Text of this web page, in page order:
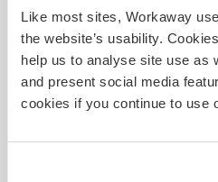
Like most sites, Workaway
the website’s usability.
help us to analyse site use as
and present social media
cookies if you continue to use
(friends,
La location è a 5 minuti
ferroviaria che
di Torino in pochi
mattina io (papà) full